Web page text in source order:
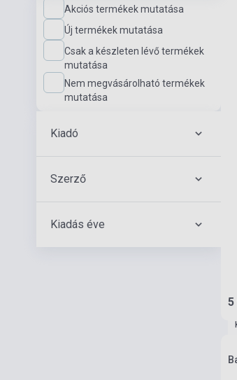
Akciós termékek mutatása
Új termékek mutatása
Csak a készleten lévő termékek
mutatása
Nem megvásárolható termékek
mutatása
Kiadó
Szerző
Kiadás éve
5